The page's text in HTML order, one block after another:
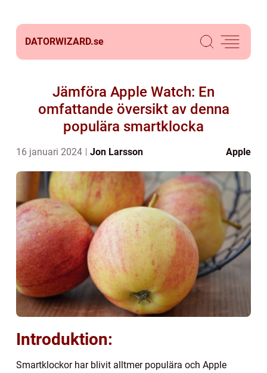
DATORWIZARD.se
Jämföra Apple Watch: En
omfattande översikt av denna
populära smartklocka
16 januari 2024 Jon Larsson Apple
Introduktion:
Smartklockor har blivit alltmer populära och Apple